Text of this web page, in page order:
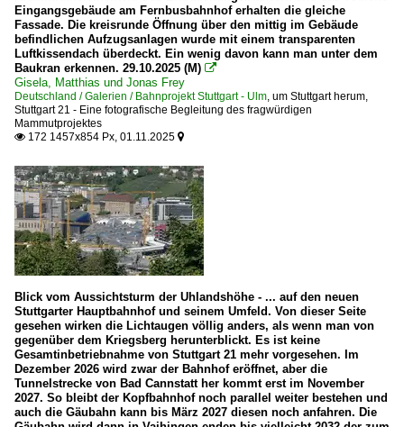
Eingangsgebäude am Fernbusbahnhof erhalten die gleiche
Fassade. Die kreisrunde Öffnung über den mittig im Gebäude
befindlichen Aufzugsanlagen wurde mit einem transparenten
Luftkissendach überdeckt. Ein wenig davon kann man unter dem
Baukran erkennen. 29.10.2025 (M) 
Gisela, Matthias und Jonas Frey
Deutschland / Galerien / Bahnprojekt Stuttgart - Ulm, um Stuttgart herum,
Stuttgart 21 - Eine fotografische Begleitung des fragwürdigen
Mammutprojektes
 172 1457x854 Px, 01.11.2025 
Blick vom Aussichtsturm der Uhlandshöhe - ... auf den neuen
Stuttgarter Hauptbahnhof und seinem Umfeld. Von dieser Seite
gesehen wirken die Lichtaugen völlig anders, als wenn man von
gegenüber dem Kriegsberg herunterblickt. Es ist keine
Gesamtinbetriebnahme von Stuttgart 21 mehr vorgesehen. Im
Dezember 2026 wird zwar der Bahnhof eröffnet, aber die
Tunnelstrecke von Bad Cannstatt her kommt erst im November
2027. So bleibt der Kopfbahnhof noch parallel weiter bestehen und
auch die Gäubahn kann bis März 2027 diesen noch anfahren. Die